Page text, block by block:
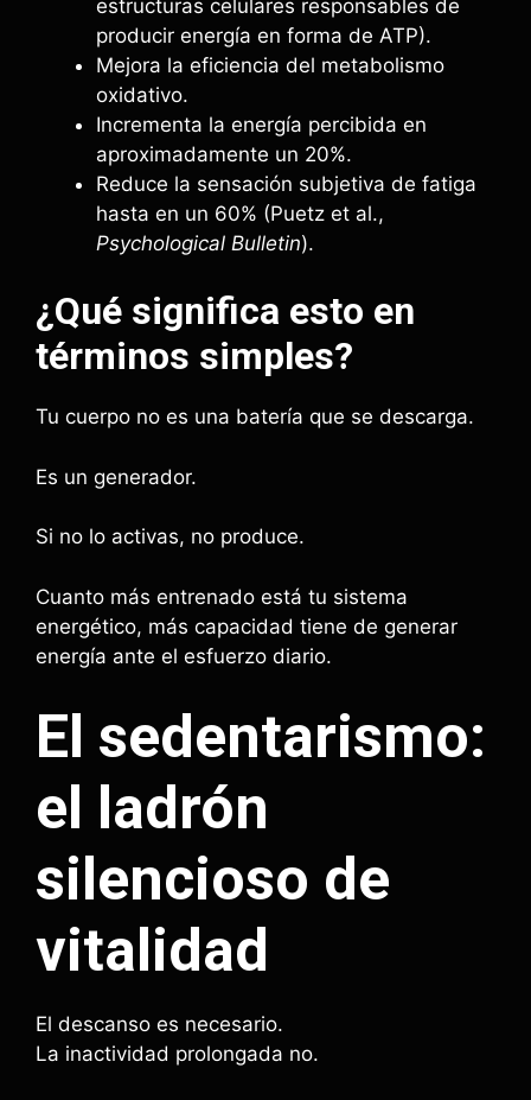
estructuras celulares responsables de
producir energía en forma de ATP).
Mejora la eficiencia del metabolismo
oxidativo.
Incrementa la energía percibida en
aproximadamente un 20%.
Reduce la sensación subjetiva de fatiga
hasta en un 60% (Puetz et al.,
Psychological Bulletin).
¿Qué significa esto en
términos simples?
Tu cuerpo no es una batería que se descarga.
Es un generador.
Si no lo activas, no produce.
Cuanto más entrenado está tu sistema
energético, más capacidad tiene de generar
energía ante el esfuerzo diario.
El sedentarismo:
el ladrón
silencioso de
vitalidad
El descanso es necesario.
La inactividad prolongada no.